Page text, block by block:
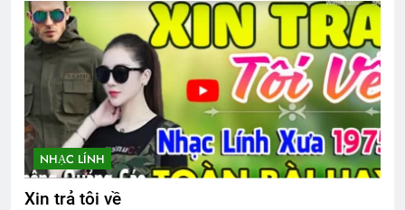
Thăm phu nhân NT Võ Thành Khiết K10
2 Years Ago
CSVSQ Nguyễn Hoài Cát K17
3 Years Ago
NHẠC LÍNH
Xin trả tôi về